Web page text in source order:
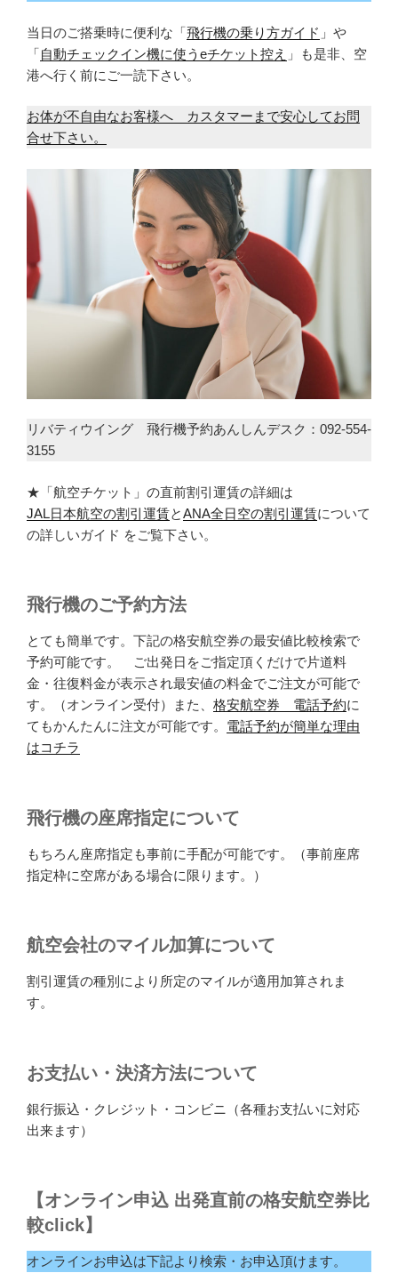
当日のご搭乗時に便利な「飛行機の乗り方ガイド 」や
「自動チェックイン機に使うeチケット控え 」も是非、空
港へ行く前にご一読下さい。
お体が不自由なお客様へ カスタマーまで安心してお問
合せ下さい。
リバティウイング 飛行機予約あんしんデスク：092-554-
3155
★「航空チケット」の直前割引運賃の詳細は
JAL日本航空の割引運賃とANA全日空の割引運賃について
の詳しいガイド をご覧下さい。
飛行機のご予約方法
とても簡単です。下記の格安航空券の最安値比較検索で
予約可能です。 ご出発日をご指定頂くだけで片道料
金・往復料金が表示され最安値の料金でご注文が可能で
す。（オンライン受付）また、 格安航空券 電話予約に
てもかんたんに注文が可能です。 電話予約が簡単な理由
はコチラ
飛行機の座席指定について
もちろん座席指定も事前に手配が可能です。（事前座席
指定枠に空席がある場合に限ります。）
航空会社のマイル加算について
割引運賃の種別により所定のマイルが適用加算されま
す。
お支払い・決済方法について
銀行振込・クレジット・コンビニ（各種お支払いに対応
出来ます）
【オンライン申込 出発直前の格安航空券比
較click】
オンラインお申込は下記より検索・お申込頂けます。